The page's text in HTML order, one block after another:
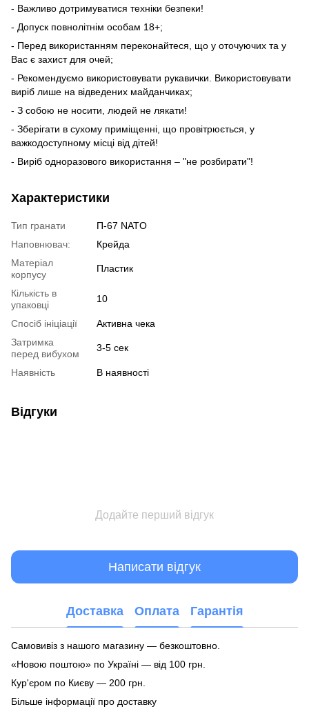
- Важливо дотримуватися техніки безпеки!
- Допуск повнолітнім особам 18+;
- Перед використанням переконайтеся, що у оточуючих та у
Вас є захист для очей;
- Рекомендуємо використовувати рукавички. Використовувати
виріб лише на відведених майданчиках;
- З собою не носити, людей не лякати!
- Зберігати в сухому приміщенні, що провітрюється, у
важкодоступному місці від дітей!
- Виріб одноразового використання – "не розбирати"!
Характеристики
Тип гранати
П-67 NATO
Наповнювач:
Крейда
Матеріал
корпусу
Пластик
Кількість в
упаковці
10
Спосіб ініціації
Активна чека
Затримка
перед вибухом
3-5 сек
Наявність В наявності
Відгуки
Додайте перший відгук
Написати відгук
Доставка Оплата Гарантія
Самовивіз з нашого магазину — безкоштовно.
«Новою поштою» по Україні — від 100 грн.
Кур'єром по Києву — 200 грн.
Більше інформації про доставку